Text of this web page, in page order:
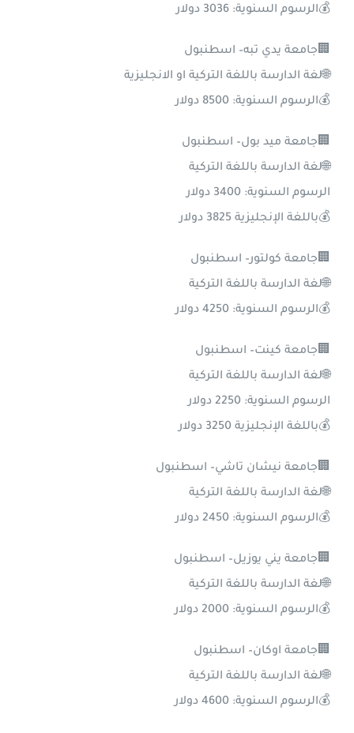
💰الرسوم السنوية: 3036 دولار
🏢جامعة يدي تبه– اسطنبول
🌐لغة الدارسة باللغة التركية او الانجليزية
💰الرسوم السنوية: 8500 دولار
🏢جامعة ميد بول– اسطنبول
🌐لغة الدارسة باللغة التركية
الرسوم السنوية: 3400 دولار
💰باللغة الإنجليزية 3825 دولار
🏢جامعة كولتور– اسطنبول
🌐لغة الدارسة باللغة التركية
💰الرسوم السنوية: 4250 دولار
🏢جامعة كينت– اسطنبول
🌐لغة الدارسة باللغة التركية
الرسوم السنوية: 2250 دولار
💰باللغة الإنجليزية 3250 دولار
🏢جامعة نيشان تاشي– اسطنبول
🌐لغة الدارسة باللغة التركية
💰الرسوم السنوية: 2450 دولار
🏢جامعة يني يوزيل– اسطنبول
🌐لغة الدارسة باللغة التركية
💰الرسوم السنوية: 2000 دولار
🏢جامعة اوكان– اسطنبول
🌐لغة الدارسة باللغة التركية
💰الرسوم السنوية: 4600 دولار